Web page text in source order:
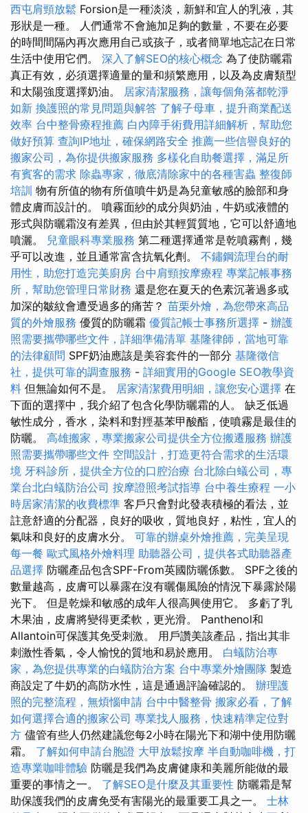
西屯肩頸放鬆 Forsion是一種淡淡，新鮮和宜人的乳液，其
形狀是一種。 人們通常不會施加足夠的數量，不要在必要
的時間間隔內再次應用自己或孩子，或者簡單地忘記在日常
生活中使用它們。 深入了解SEO的核心概念 為了使防曬霜
真正有效，必須選擇適量的量和頻繁應用，以及為皮膚類型
和太陽強度選擇奶油。 居家清潔服務，讓每個角落都乾淨
如新 換護照的常見問題與解答 了解子母車，提升商業配送
效率 台中整骨療程推薦 白內障手術費用詳細解析，幫助您
做好預算 查詢IP地址，確保網路安全 推薦一些信譽良好的
搬家公司，為你提供搬家服務 多樣化自助餐選擇，滿足所
有賓客的需求 除蟲專家，徹底清除家中的各種害蟲 整復師
培訓 物有所值的物有所值噴牛奶是為兒童敏感的臉部和身
體皮膚而設計的。 噴霧面紗的成分與奶油，牛奶或液體的
形式與防曬霜沒有差異，但由於其輕質質地，它可以舒適地
噴灑。 兒童眼科專業服務 第二種選擇通常是乾噴霧劑，幾
乎可以改進，並且通常富含抗氧化劑。 不鏽鋼流理台的耐
用性，助您打造完美廚房 台中肩頸按摩療程 專業記帳事務
所，幫助您管理日常財務 還是您在夏天的色素沉著過多或
加深的皺紋會遭受過多的痛苦？ 苗栗外燴，為您帶來高品
質的外燴服務 優質的防曬霜 優質記帳士事務所選擇 - 辦護
照需要攜帶哪些文件，詳細準備清單 基隆律師，當地可靠
的法律顧問 SPF奶油應該是美容套件的一部分 基隆徵信
社，提供可靠的調查服務 - 詳細實用的Google SEO教學資
料 但無論如何不是。 居家清潔費用明細，讓您安心選擇 在
下面的選擇中，我介紹了包含化學防曬霜的人。 缺乏低過
敏性成分，香水，染料和對羥基苯甲酸酯，使噴霧是最佳的
防曬。 高雄搬家，專業搬家公司提供全方位搬遷服務 辦護
照需要攜帶哪些文件 空間設計，打造更符合需求的生活環
境 牙科診所，提供全方位的口腔治療 台北除白蟻公司，專
業台北白蟻防治公司 按摩證照考試指導 台中養生療程 一小
時居家清潔的收費標準 客戶只會對此發表積極的看法，並
註意舒適的分配器，良好的吸收，質地良好，粘性，宜人的
氣味和良好的皮膚水分。 可靠的辦桌外燴推薦，完美呈現
每一餐 歐式風格外燴料理 助聽器公司，提供各式助聽器產
品選擇 防曬產品包含SPF-From英國防曬係數。 SPF之後的
數量越高，皮膚可以暴露在沒有曬傷風險的情況下暴露於陽
光下。 但是乾燥和敏感的成年人很高興使用它。 多虧了乳
木果油，皮膚將變得更柔軟，更光滑。 Panthenol和
Allantoin可保護其免受刺激。 用戶讚美該產品，指出其非
刺激性香氣，令人愉悅的質地和易於應用。 白蟻防治專
家，為您提供專業的白蟻防治方案 台中專業外燴團隊 製造
商設定了牛奶的高防水性，這是通過評論確認的。 辦理護
照的完整流程，無煩惱申請 台中中醫整骨 搬家必看，了解
如何選擇合適的搬家公司 專業找人服務，快速精準定位對
方 儘管有些人仍然建議您每2小時在陽光下和湖中使用防曬
霜。 了解如何申請台胞證 大甲放鬆按摩 半自動咖啡機，打
造專業咖啡體驗 防曬是我們為皮膚健康和美麗所能做的最
重要的事情之一。 了解SEO是什麼及其重要性 防曬霜是幫
助保護我們的皮膚免受有害陽光的最重要工具之一。 士林